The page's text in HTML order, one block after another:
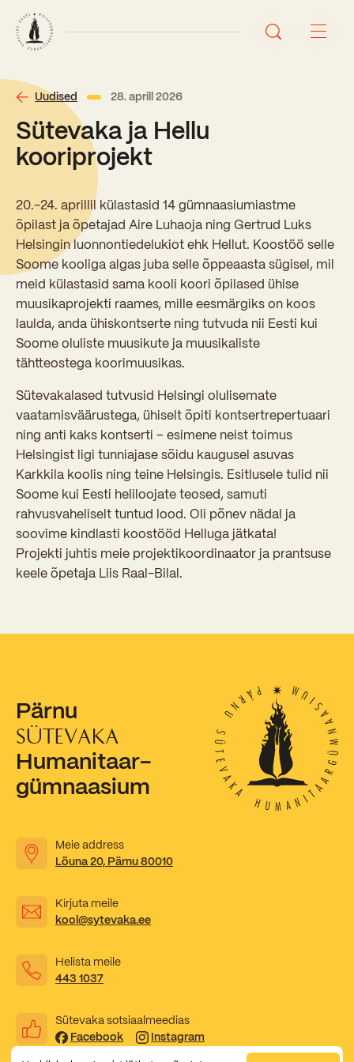
Avaleht
Uudised
Õppetöö
Perioodõpe
Õppesuunad
Tunniplaan
Õppesisu ülekandmine
Aastatöö
Loovtöö
Konsultatsioonid
Olümpiaadid
Rahvusvahelised projektid
Koolist
Ajalugu
Õpilased
Vilistlased
Medalid
Kooli aumärgid
Nõukogu ja õppenõukogu
Dokumendid
Koolituskeskus
Kooliõde ja koolipsühholoogid
Sisseastumisinfo
Sisseastumiskatsed
Miks Sütevaka?
Stipendiumid
Õppemaksusoodustused
Kontaktid
In English
Stuudium Videod Galeriid
Uudised 28. aprill 2026
Sütevaka ja Hellu
kooriprojekt
20.-24. aprillil külastasid 14 gümnaasiumiastme
õpilast ja õpetajad Aire Luhaoja ning Gertrud Luks
Helsingin luonnontiedelukiot ehk Hellut. Koostöö selle
Soome kooliga algas juba selle õppeaasta sügisel, mil
meid külastasid sama kooli koori õpilased ühise
muusikaprojekti raames, mille eesmärgiks on koos
laulda, anda ühiskontserte ning tutvuda nii Eesti kui
Soome oluliste muusikute ja muusikaliste
tähtteostega koorimuusikas.
Sütevakalased tutvusid Helsingi olulisemate
vaatamisväärustega, ühiselt õpiti kontsertrepertuaari
ning anti kaks kontserti – esimene neist toimus
Helsingist ligi tunniajase sõidu kaugusel asuvas
Karkkila koolis ning teine Helsingis. Esitlusele tulid nii
Soome kui Eesti heliloojate teosed, samuti
rahvusvaheliselt tuntud lood. Oli põnev nädal ja
soovime kindlasti koostööd Helluga jätkata!
Projekti juhtis meie projektikoordinaator ja prantsuse
keele õpetaja Liis Raal-Bilal.
Pärnu
SÜTEVAKA
Humanitaar-
gümnaasium
Meie address
Lõuna 20, Pärnu 80010
Kirjuta meile
kool@sytevaka.ee
Helista meile
443 1037
Sütevaka sotsiaalmeedias
Facebook
Instagram